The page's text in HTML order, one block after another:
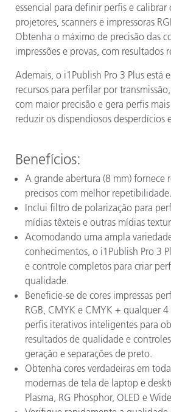
essencial para definir perfis e calibrar
projetores, scanners e impressoras
Obtenha o máximo de precisão das
impressões e provas, com resultados
Ademais, o i1Publish Pro 3 Plus está
recursos para perfilar por
com maior precisão e gera perfis
reduzir os dispendiosos desperdícios
Benefícios:
A grande abertura (8 mm) fornece
precisos com melhor repetibilidade.
Inclui filtro de polarização para
mídias têxteis e outras mídias
Acomodando uma ampla
conhecimentos, o i1Publish Pro 3
e controle completos para criar
qualidade.
Beneficie-se de cores impressas
RGB, CMYK e CMYK + qualquer
perfis iterativos inteligentes para
resultados de qualidade e
geração e separações de preto.
Obtenha cores verdadeiras em
modernas de tela de laptop e
Plasma, RG Phosphor, OLED e